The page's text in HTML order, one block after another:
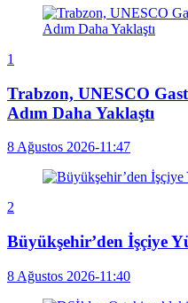
1
Trabzon, UNESCO
Adım Daha Yaklaştı
8 Ağustos 2026-11:47
2
Büyükşehir’den İşçiye
8 Ağustos 2026-11:40